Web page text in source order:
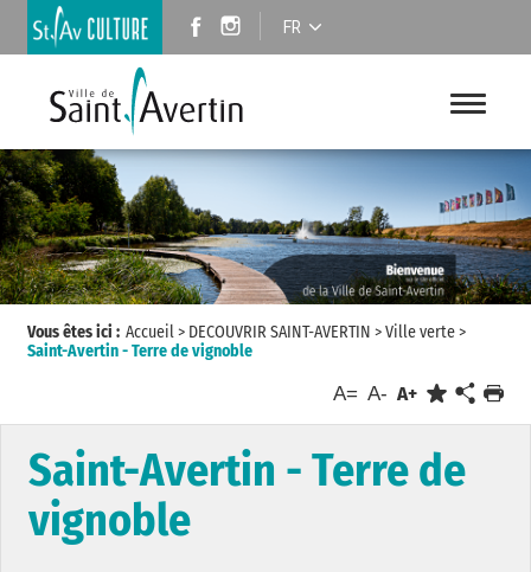
FR
Vous êtes ici : Accueil> DECOUVRIR SAINT-AVERTIN >Ville verte>
Saint-Avertin - Terre de vignoble
A= A- A+
Saint-Avertin - Terre de
vignoble